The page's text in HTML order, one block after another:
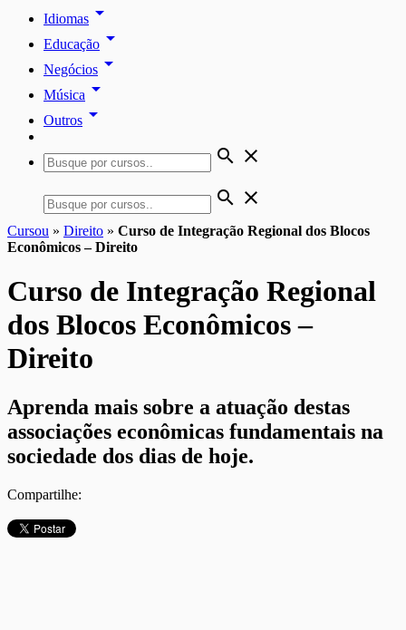
Idiomas arrow_drop_down
Educação arrow_drop_down
Negócios arrow_drop_down
Música arrow_drop_down
Outros arrow_drop_down
search close
search close
Cursou » Direito » Curso de Integração Regional dos Blocos
Econômicos – Direito
Curso de Integração Regional
dos Blocos Econômicos –
Direito
Aprenda mais sobre a atuação destas
associações econômicas fundamentais na
sociedade dos dias de hoje.
Compartilhe: